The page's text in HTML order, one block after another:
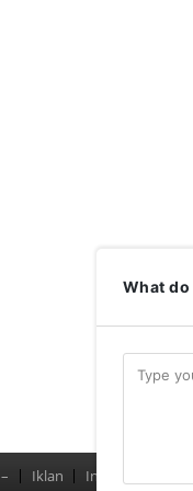
Menu
– Iklan Indeks
What